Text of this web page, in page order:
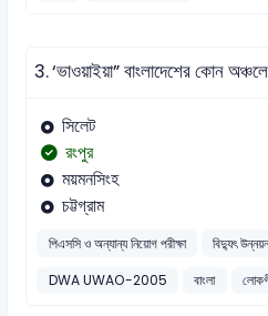
3.‘ভাওয়াইয়া” বাংলাদেশের কোন
সিলেট
রংপুর
ময়মনসিংহ
চট্টগ্রাম
পিএসসি ও অন্যান্য নিয়োগ পরীক্ষা
বিদ্যুৎ
DWA UWAO-2005
বাংলা